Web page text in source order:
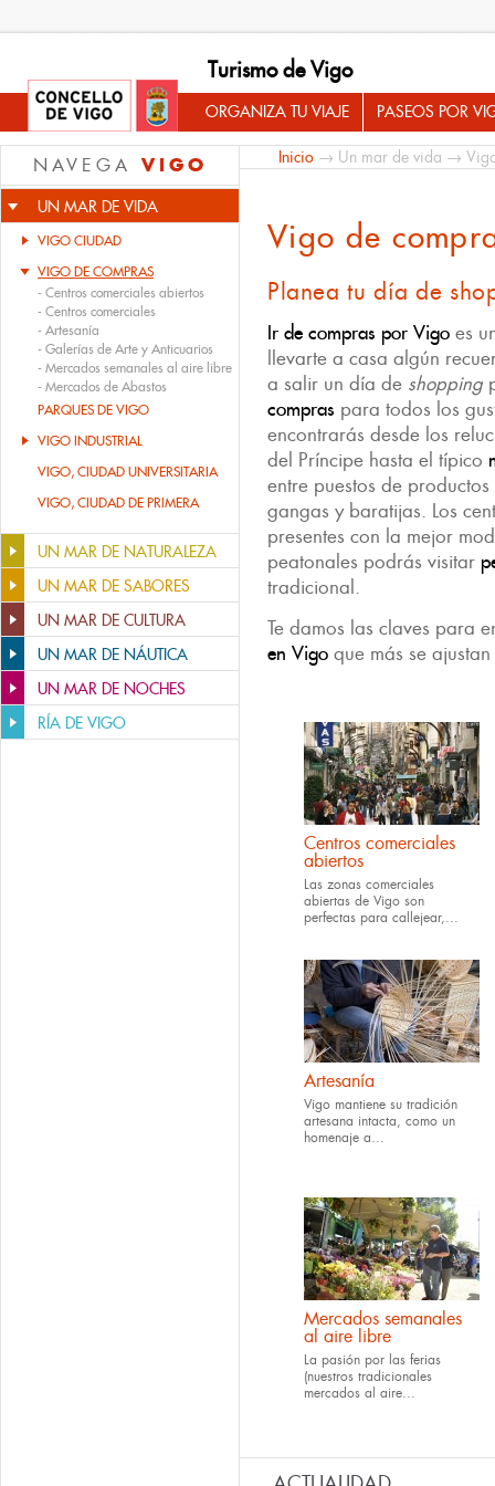
Turismo de Vigo
ORGANIZA TU VIAJE PASEOS POR
NAVEGA VIGO
UN MAR DE VIDA
VIGO CIUDAD
VIGO DE COMPRAS
- Centros comerciales abiertos
- Centros comerciales
- Artesanía
- Galerías de Arte y Anticuarios
- Mercados semanales al aire libre
- Mercados de Abastos
PARQUES DE VIGO
VIGO INDUSTRIAL
VIGO, CIUDAD UNIVERSITARIA
VIGO, CIUDAD DE PRIMERA
UN MAR DE NATURALEZA
UN MAR DE SABORES
UN MAR DE CULTURA
UN MAR DE NÁUTICA
UN MAR DE NOCHES
RÍA DE VIGO
Inicio → Un mar de vida →
Vigo de
Planea tu día de
Ir de compras por Vigo es
llevarte a casa algún
a salir un día de shopping
compras para todos los
encontrarás desde los
del Príncipe hasta el típico
entre puestos de
gangas y baratijas. Los
presentes con la mejor
peatonales podrás visitar
tradicional.
Te damos las claves para
en Vigo que más se
Centros comerciales
abiertos
Las zonas comerciales
abiertas de Vigo son
perfectas para callejear,...
Artesanía
Vigo mantiene su tradición
artesana intacta, como un
homenaje a...
Mercados semanales
al aire libre
La pasión por las ferias
(nuestros tradicionales
mercados al aire...